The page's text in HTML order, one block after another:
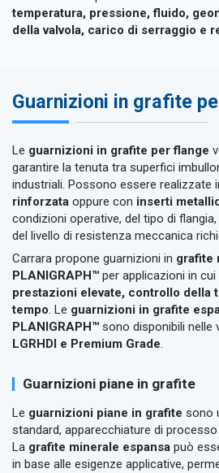
temperatura, pressione, fluido,
della valvola, carico di serraggio e
Guarnizioni in grafite
Le guarnizioni in grafite per flange
garantire la tenuta tra superfici
industriali. Possono essere realizzate
rinforzata oppure con inserti
condizioni operative, del tipo di
del livello di resistenza meccanica
Carrara propone guarnizioni in grafite
PLANIGRAPH™ per applicazioni in
prestazioni elevate, controllo della
tempo. Le guarnizioni in grafite
PLANIGRAPH™ sono disponibili nelle
LGRHDI e Premium Grade.
Guarnizioni piane in grafite
Le guarnizioni piane in grafite sono
standard, apparecchiature di
La grafite minerale espansa può
in base alle esigenze applicative,